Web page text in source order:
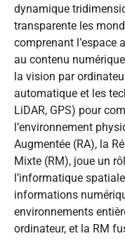
dynamique
transparente les
comprenant l’espace
au contenu
la vision par
automatique et les
LiDAR, GPS) pour
l’environnement
Augmentée (RA), la
Mixte (RM), joue un
l’informatique
informations
environnements
ordinateur, et la RM